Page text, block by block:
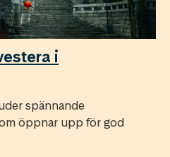
i
spännande
öppnar upp för god